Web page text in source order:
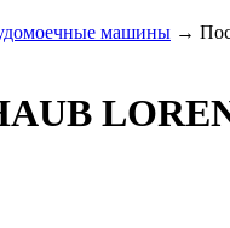
машины →